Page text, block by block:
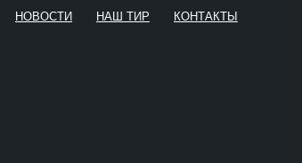
НОВОСТИ НАШ ТИР КОНТАКТЫ